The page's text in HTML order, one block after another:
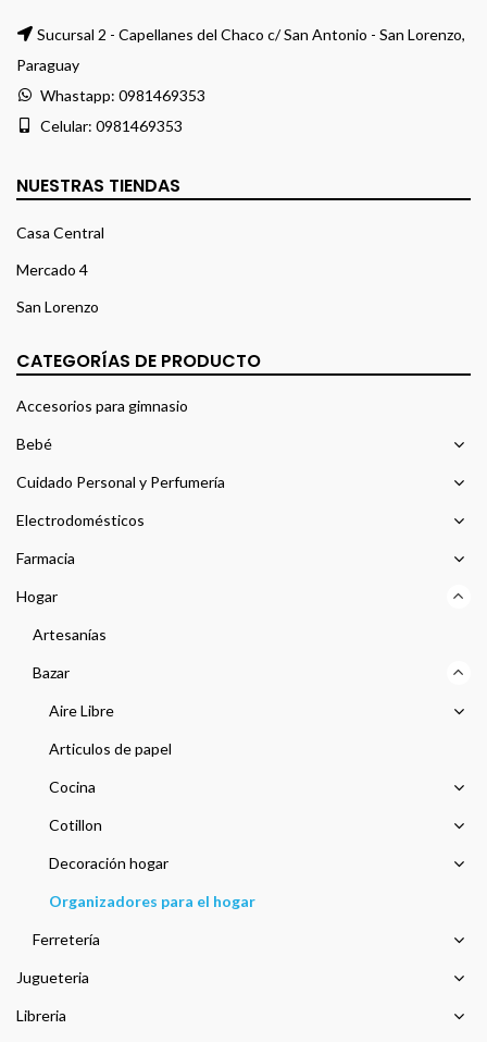
Sucursal 2 - Capellanes del Chaco c/ San Antonio - San Lorenzo,
Paraguay
Whastapp: 0981469353
Celular: 0981469353
NUESTRAS TIENDAS
Casa Central
Mercado 4
San Lorenzo
CATEGORÍAS DE PRODUCTO
Accesorios para gimnasio
Bebé
Cuidado Personal y Perfumería
Electrodomésticos
Farmacia
Hogar
Artesanías
Bazar
Aire Libre
Articulos de papel
Cocina
Cotillon
Decoración hogar
Organizadores para el hogar
Ferretería
Jugueteria
Libreria